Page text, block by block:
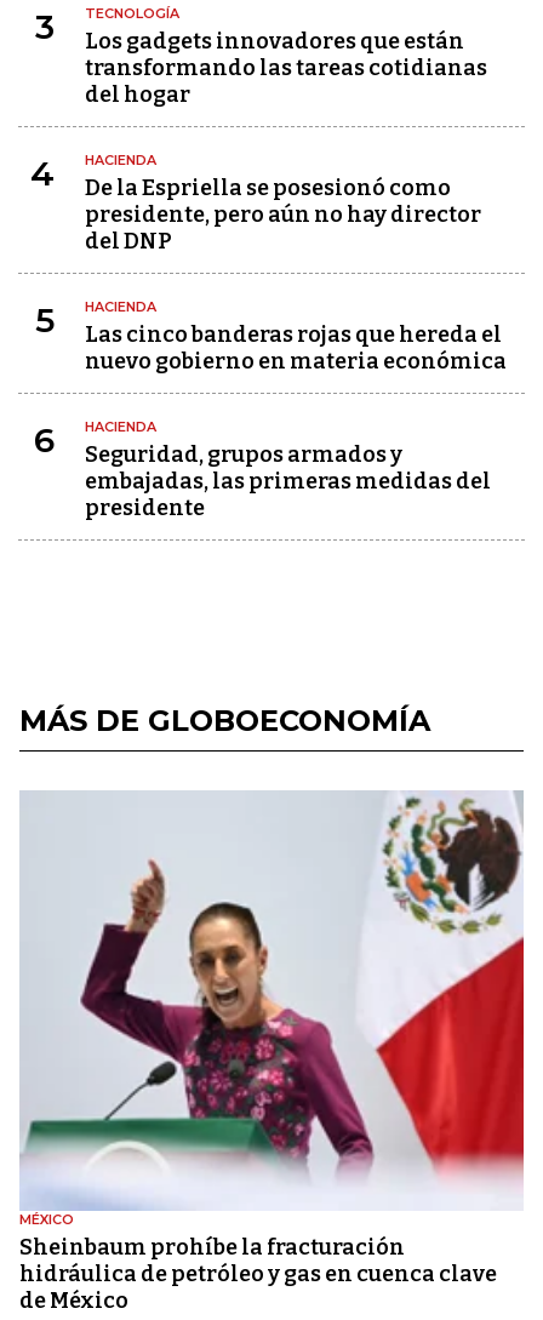
3 TECNOLOGÍA
Los gadgets innovadores que están
transformando las tareas cotidianas
del hogar
4 HACIENDA
De la Espriella se posesionó como
presidente, pero aún no hay director
del DNP
5 HACIENDA
Las cinco banderas rojas que hereda el
nuevo gobierno en materia económica
6 HACIENDA
Seguridad, grupos armados y
embajadas, las primeras medidas del
presidente
MÁS DE GLOBOECONOMÍA
MÉXICO
Sheinbaum prohíbe la fracturación
hidráulica de petróleo y gas en cuenca clave
de México